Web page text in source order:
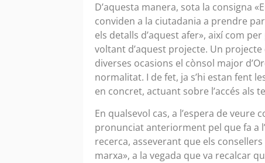
D’aquesta manera, sota la consigna
conviden a la ciutadania a prendre
els detalls d’aquest afer», així com
voltant d’aquest projecte. Un
diverses ocasions el cònsol major
normalitat. I de fet, ja s’hi estan fent
en concret, actuant sobre l’accés als
En qualsevol cas, a l’espera de veure
pronunciat anteriorment pel que fa a
recerca, asseverant que els
marxa», a la vegada que va recalcar